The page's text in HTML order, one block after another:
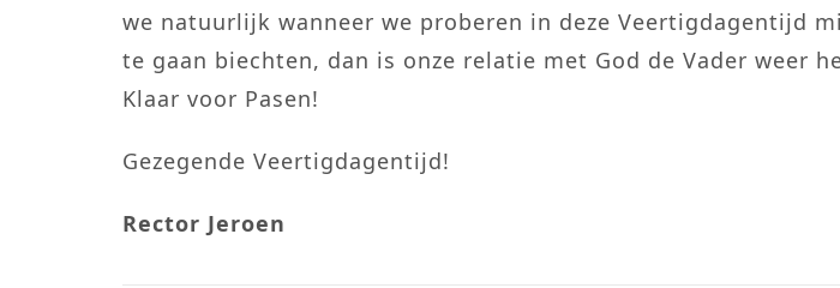
we natuurlijk wanneer we proberen in deze Veertigdagentijd
te gaan biechten, dan is onze relatie met God de Vader weer
Klaar voor Pasen!
Gezegende Veertigdagentijd!
Rector Jeroen